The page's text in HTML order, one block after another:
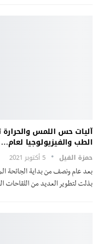
آليات حس اللمس
الطب والفيزيولوجيا لعام…
حمزة الفيل 5 أكتوبر 2021
بعد عام ونصف من بداية الجائحة
بذلت لتطوير العديد من اللقاحات